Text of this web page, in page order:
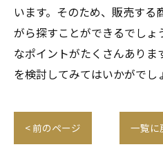
います。そのため、販売する
がら探すことができるでしょ
なポイントがたくさんありま
を検討してみてはいかがでし
< 前のページ 一覧に